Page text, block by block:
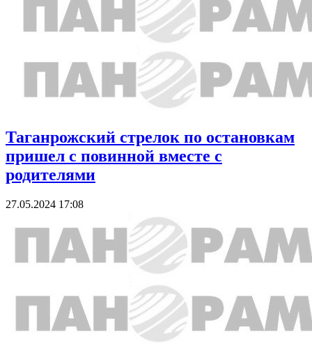
Таганрожский стрелок по остановкам
пришел с повинной вместе с
родителями
27.05.2024 17:08